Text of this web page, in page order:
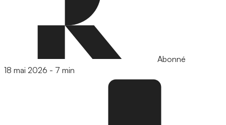
Abonné
18 mai 2026 - 7 min